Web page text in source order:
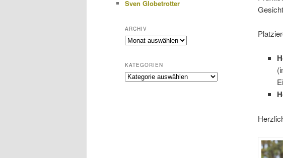
Sven Globetrotter
ARCHIV
Archiv
KATEGORIEN
Kategorien